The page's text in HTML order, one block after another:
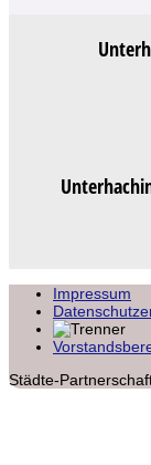
Impressum
Städte-